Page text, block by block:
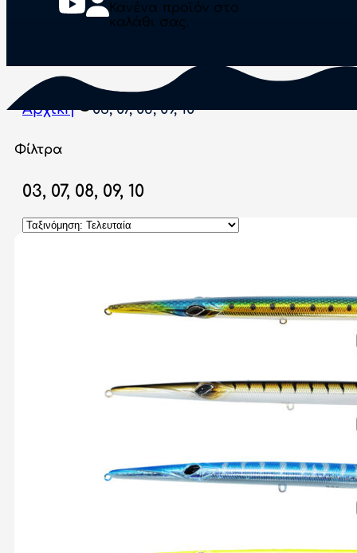
Κανένα προϊόν στο
καλάθι σας.
Αρχική 03, 07, 08, 09, 10
Φίλτρα
03, 07, 08, 09, 10